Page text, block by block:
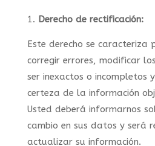
Derecho de rectificación:
Este derecho se caracteriza
corregir errores, modificar
ser inexactos o incompletos
certeza de la información
Usted deberá informarnos
cambio en sus datos y será
actualizar su información.